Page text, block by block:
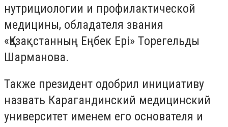
нутрициологии и профилактической
медицины, обладателя звания
«Қазақстанның Еңбек Ері» Tорегельды
Шарманова.
Также президент одобрил инициативу
назвать Карагандинский медицинский
университет именем его основателя и